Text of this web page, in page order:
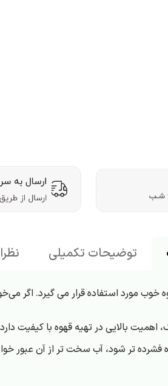
توضیحات تکمیلی
خوب مورد استفاده قرار می گیرد. اگر
بالایی در تهیه قهوه با کیفیت
تر شود، آب سخت تر از آن عبور